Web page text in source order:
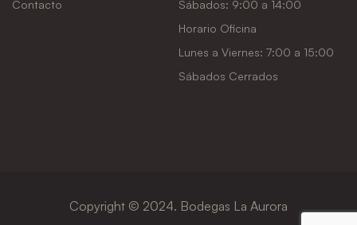
Contacto
Sábados: 9:00 a 14:00
Horario Oficina
Lunes a Viernes: 7:00 a 15:00
Sábados Cerrados
Copyright © 2024. Bodegas La Aurora